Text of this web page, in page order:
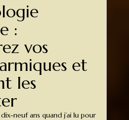
:
vos
et
les
dix-neuf ans quand j’ai lu pour